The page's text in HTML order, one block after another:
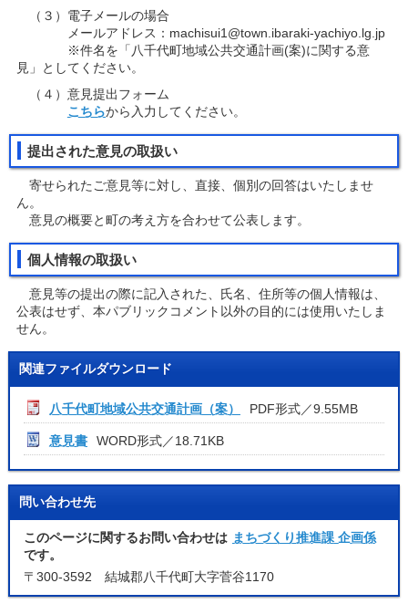
（３）電子メールの場合
メールアドレス：machisui1@town.ibaraki-yachiyo.lg.jp
※件名を「八千代町地域公共交通計画(案)に関する意
見」としてください。
（４）意見提出フォーム
こちらから入力してください。
提出された意見の取扱い
寄せられたご意見等に対し、直接、個別の回答はいたしませ
ん。
意見の概要と町の考え方を合わせて公表します。
個人情報の取扱い
意見等の提出の際に記入された、氏名、住所等の個人情報は、
公表はせず、本パブリックコメント以外の目的には使用いたしま
せん。
関連ファイルダウンロード
八千代町地域公共交通計画（案） PDF形式／9.55MB
意見書 WORD形式／18.71KB
問い合わせ先
このページに関するお問い合わせは まちづくり推進課 企画係
です。
〒300-3592 結城郡八千代町大字菅谷1170